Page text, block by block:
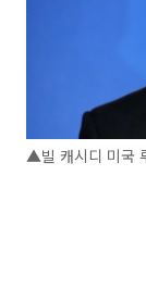
▲빌 캐시디 미국